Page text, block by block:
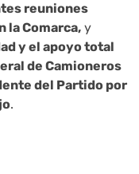
reuniones
la Comarca, y
y el apoyo total
de Camioneros
del Partido por
.